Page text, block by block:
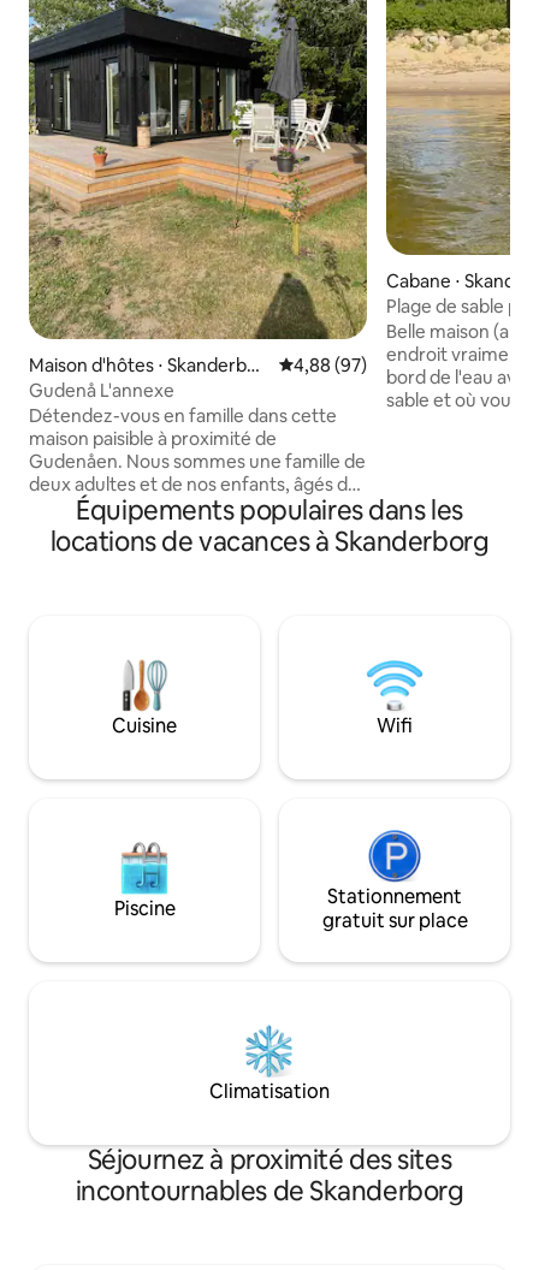
Maison d'hôtes ⋅ Skanderbor
g
Évaluation moyenne sur la
4,88 (97)
Gudenå L'annexe
Détendez-vous en famille dans cette
maison paisible à proximité de
Gudenåen. Nous sommes une famille de
deux adultes et de nos enfants, âgés de
4 à 10 ans, qui louons notre maison
d'hôtes/annexe supplémentaire dans le
jardin. Vous entrerez dans notre jardin
peu plus vous-même, car vous
disposerez de votre propre terrasse
attenante à l'annexe. Bien sûr, nous
respectons votre souhait d'une plus
enfants qui jouent dans le jardin.😊
Cabane ⋅
Plage de sable
Belle maison
endroit vraiment unique.
bord de l'eau
sable et où vous
déconnectant
maison, il y a
des gilets de
depuis la maison,
poissons.
Équipements populaires dans les
locations de vacances à Skanderborg
Cuisine Wifi
Piscine
Stationnement
gratuit sur place
Climatisation
Séjournez à proximité des sites
incontournables de Skanderborg